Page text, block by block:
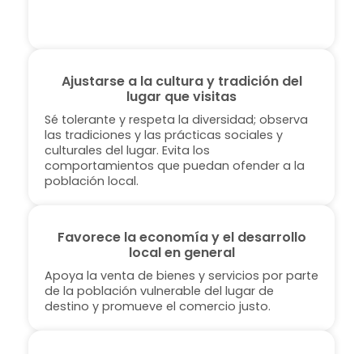
Ajustarse a la cultura y tradición del
lugar que visitas
Sé tolerante y respeta la diversidad; observa
las tradiciones y las prácticas sociales y
culturales del lugar. Evita los
comportamientos que puedan ofender a la
población local.
Favorece la economía y el desarrollo
local en general
Apoya la venta de bienes y servicios por parte
de la población vulnerable del lugar de
destino y promueve el comercio justo.